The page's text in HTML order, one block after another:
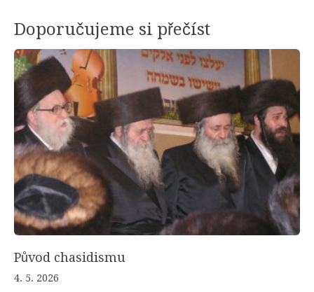
Doporučujeme si přečíst
Původ chasidismu
4. 5. 2026